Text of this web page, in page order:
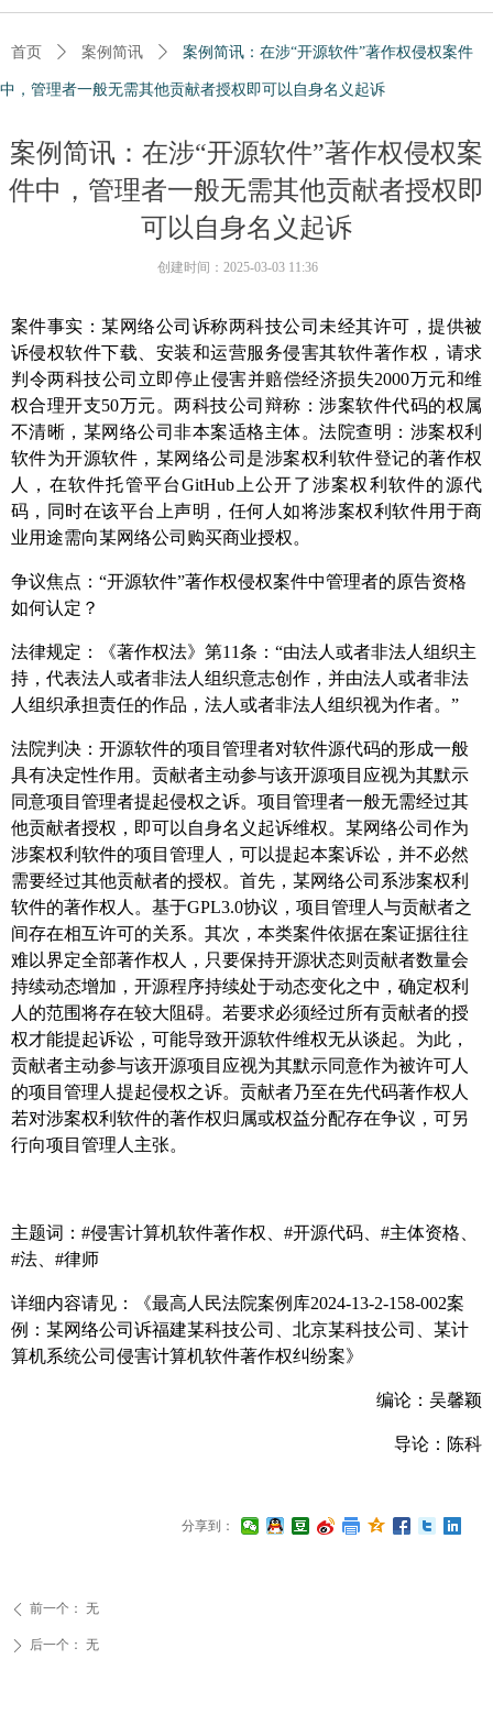
案例简讯：在涉“开源软件”著作权侵权案
件中，管理者一般无需其他贡献者授权即
可以自身名义起诉
案件事实：某网络公司诉称两科技公司未经其许可，提供被
诉侵权软件下载、安装和运营服务侵害其软件著作权 ， 请求
判令两科技公司立即停止侵害并赔偿经济损失2000万元和维
权合理开支50万元。两科技公司辩称：涉案软件代码的权属
不清晰，某网络公司非本案适格主体。法院查明：涉案权利
软件为开源软件，某网络公司是涉案权利软件登记的著作权
人，在软件托管平台GitHub上公开了涉案权利软件的源代
码，同时在该平台上声明，任何人如将涉案权利软件用于商
业用途需向某网络公司购买商业授权。
争议焦点： “开源软件”著作权侵权案件中管理者的原告资格
如何认定 ？
法律规定： 《著作权法》第11条 ：“由法人或者非法人组织主
持，代表法人或者非法人组织意志创作，并由法人或者非法
人组织承担责任的作品，法人或者非法人组织视为作者。 ”
法院判决： 开源软件的项目管理者对软件源代码的形成一般
具有决定性作用。贡献者主动参与该开源项目应视为其默示
同意项目管理者提起侵权之诉。项目管理者一般无需经过其
他贡献者授权，即可以自身名义起诉维权。某网络公司作为
涉案权利软件的项目管理人，可以提起本案诉讼，并不必然
需要经过其他贡献者的授权。首先，某网络公司系涉案权利
软件的著作权人。基于GPL3.0协议，项目管理人与贡献者之
间存在相互许可的关系。其次，本类案件依据在案证据往往
难以界定全部著作权人，只要保持开源状态则贡献者数量会
持续动态增加，开源程序持续处于动态变化之中，确定权利
人的范围将存在较大阻碍。若要求必须经过所有贡献者的授
权才能提起诉讼，可能导致开源软件维权无从谈起。为此，
贡献者主动参与该开源项目应视为其默示同意作为被许可人
的项目管理人提起侵权之诉。贡献者乃至在先代码著作权人
若对涉案权利软件的著作权归属或权益分配存在争议，可另
行向项目管理人主张。
主题词 ： #侵害计算机软件著作权 #开源代码 #主体资格
#法 、#律师
详细内容请见：《最高人民法院案例库2024-13-2-158-002案
例： 某网络公司诉福建某科技公司、北京某科技公司、某计
算机系统公司侵害计算机软件著作权纠纷案》
编论： 吴馨颖
导论：陈科
首页 ꄲ 案例简讯 ꄲ 案例简讯：在涉“开源软件”著作权侵权案件
中，管理者一般无需其他贡献者授权即可以自身名义起诉
创建时间： 2025-03-03 11:36
分享到：
ꄴ 前一个： 无
ꄲ 后一个： 无